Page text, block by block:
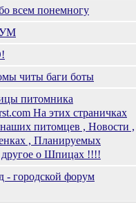
всем понемногу
читы баги боты
питомника
На этих страничках
питомцев , Новости ,
, Планируемых
другое о Шпицах !!!!
- городской форум